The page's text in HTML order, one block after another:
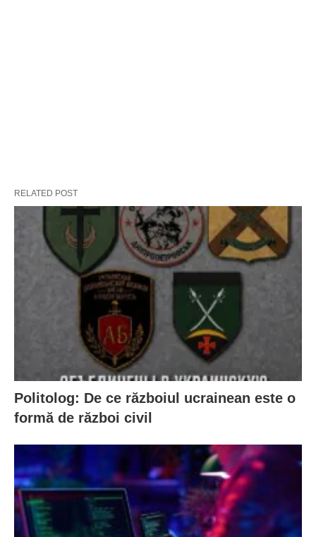
RELATED POST
Politolog: De ce războiul ucrainean este o
formă de război civil